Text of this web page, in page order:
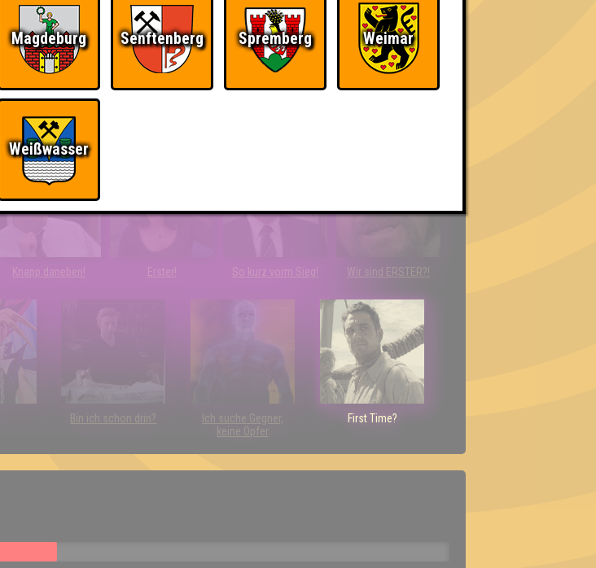
Quizveteran
Knapp daneben! Erster! So kurz vorm Sieg! Wir sind ERSTER?!
Bin ich schon drin?
Ich suche Gegner,
keine Opfer
First Time?
Magdeburg Senftenberg Spremberg Weimar
Weißwasser